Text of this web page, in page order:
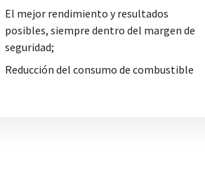
El mejor rendimiento y resultados
posibles, siempre dentro del margen de
seguridad;
Reducción del consumo de combustible